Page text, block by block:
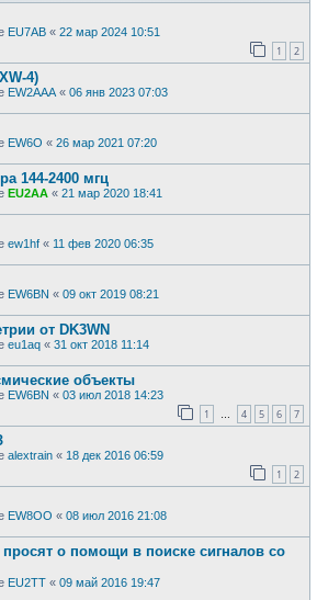
EU7AB « 22 мар 2024 10:51
1 2
4)
EW2AAA « 06 янв 2023 07:03
EW6O « 26 мар 2021 07:20
144-2400 мгц
EU2AA « 21 мар 2020 18:41
ew1hf « 11 фев 2020 06:35
EW6BN « 09 окт 2019 08:21
от DK3WN
eu1aq « 31 окт 2018 11:14
объекты
EW6BN « 03 июл 2018 14:23
1 … 4 5 6 7
alextrain « 18 дек 2016 06:59
1 2
EW8OO « 08 июл 2016 21:08
о помощи в поиске сигналов со
EU2TT « 09 май 2016 19:47